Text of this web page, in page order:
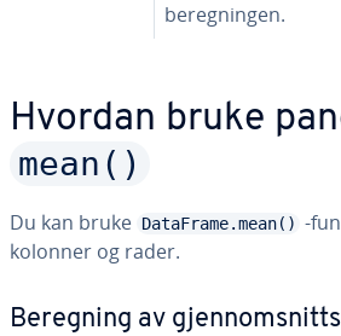
beregningen.
Hvordan bruke
mean()
Du kan bruke DataFrame.mean() -
kolonner og rader.
Beregning av